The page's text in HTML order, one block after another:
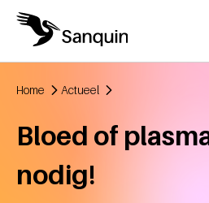
Overslaan en naar de inhoud gaan
Home Actueel
Bloed of
nodig!